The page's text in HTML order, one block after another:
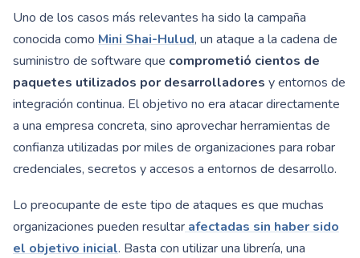
Uno de los casos más relevantes ha sido la campaña
conocida como Mini Shai-Hulud, un ataque a la cadena de
suministro de software que comprometió cientos de
paquetes utilizados por desarrolladores y entornos de
integración continua. El objetivo no era atacar directamente
a una empresa concreta, sino aprovechar herramientas de
confianza utilizadas por miles de organizaciones para robar
credenciales, secretos y accesos a entornos de desarrollo.
Lo preocupante de este tipo de ataques es que muchas
organizaciones pueden resultar afectadas sin haber sido
el objetivo inicial. Basta con utilizar una librería, una